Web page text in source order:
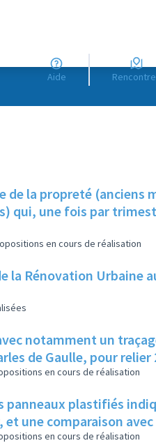
Aide
de la propreté (anciens
qui, une fois par
en cours de réalisation
la Rénovation Urbaine
notamment un
de Gaulle, pour
en cours de réalisation
panneaux plastifiés
et une comparaison
en cours de réalisation